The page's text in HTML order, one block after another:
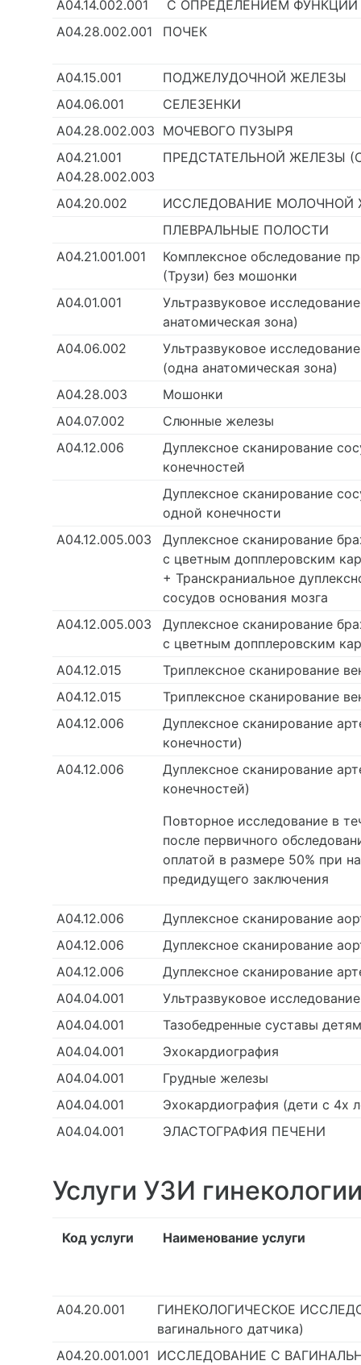
А04.14.002.001
С ОПРЕДЕЛЕНИЕМ
А04.28.002.001
ПОЧЕК
А04.15.001
ПОДЖЕЛУДОЧНОЙ ЖЕЛЕЗЫ
А04.06.001
СЕЛЕЗЕНКИ
А04.28.002.003 МОЧЕВОГО ПУЗЫРЯ
А04.21.001
А04.28.002.003
ПРЕДСТАТЕЛЬНОЙ ЖЕЛЕЗЫ
А04.20.002
ИССЛЕДОВАНИЕ МОЛОЧНОЙ
ПЛЕВРАЛЬНЫЕ ПОЛОСТИ
А04.21.001.001
Комплексное обследование
(Трузи) без мошонки
А04.01.001
Ультразвуковое
анатомическая зона)
А04.06.002
Ультразвуковое
(одна анатомическая зона)
А04.28.003
Мошонки
А04.07.002
Слюнные железы
А04.12.006
Дуплексное сканирование
конечностей
Дуплексное сканирование
одной конечности
А04.12.005.003
Дуплексное сканирование
с цветным допплеровским
+ Транскраниальное
сосудов основания мозга
А04.12.005.003
Дуплексное сканирование
с цветным допплеровским
А04.12.015
Триплексное сканирование
А04.12.015
Триплексное сканирование
А04.12.006
Дуплексное сканирование
конечности)
А04.12.006
Дуплексное сканирование
конечностей)
Повторное исследование в
после первичного
оплатой в размере 50% при
предидущего заключения
А04.12.006
Дуплексное сканирование
А04.12.006
Дуплексное сканирование
А04.12.006
Дуплексное сканирование
А04.04.001
Ультразвуковое
А04.04.001
Тазобедренные суставы детям
А04.04.001
Эхокардиография
А04.04.001
Грудные железы
А04.04.001
Эхокардиография (дети с 4х
А04.04.001
ЭЛАСТОГРАФИЯ ПЕЧЕНИ
Услуги УЗИ
Код услуги Наименование услуги
А04.20.001
ГИНЕКОЛОГИЧЕСКОЕ
вагинального датчика)
А04.20.001.001 ИССЛЕДОВАНИЕ С